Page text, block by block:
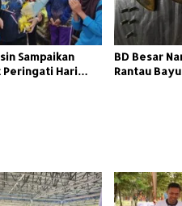
Sampaikan
Peringati Hari
BD Besar
Rantau